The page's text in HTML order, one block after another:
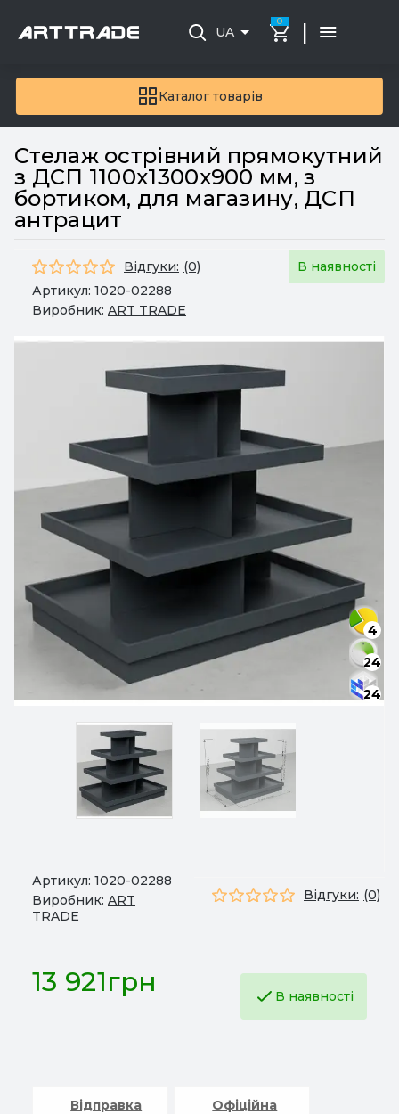
Каталог товарів
UA
0 |
Стелаж острівний прямокутний
з ДСП 1100х1300х900 мм, з
бортиком, для магазину, ДСП
антрацит
Відгуки: (0)
В наявності
Артикул: 1020-02288
Виробник: ART TRADE
4
24
24
Артикул: 1020-02288
Виробник: ART
TRADE
Відгуки: (0)
13 921грн В наявності
Відправка
Офіційна